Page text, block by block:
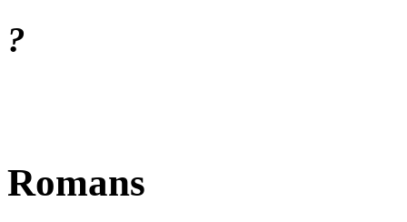
?
Romans